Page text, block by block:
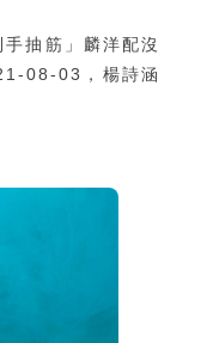
抽筋」麟洋配沒
08-03，楊詩涵